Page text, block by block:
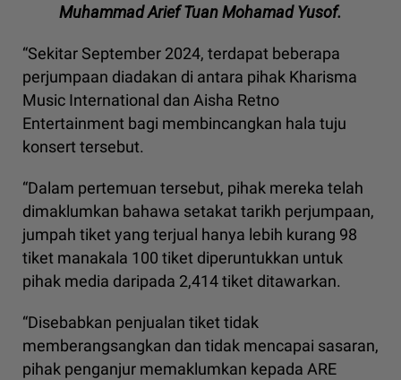
Muhammad Arief Tuan Mohamad Yusof.
“Sekitar September 2024, terdapat beberapa
perjumpaan diadakan di antara pihak Kharisma
Music International dan Aisha Retno
Entertainment bagi membincangkan hala tuju
konsert tersebut.
“Dalam pertemuan tersebut, pihak mereka telah
dimaklumkan bahawa setakat tarikh perjumpaan,
jumpah tiket yang terjual hanya lebih kurang 98
tiket manakala 100 tiket diperuntukkan untuk
pihak media daripada 2,414 tiket ditawarkan.
“Disebabkan penjualan tiket tidak
memberangsangkan dan tidak mencapai sasaran,
pihak penganjur memaklumkan kepada ARE